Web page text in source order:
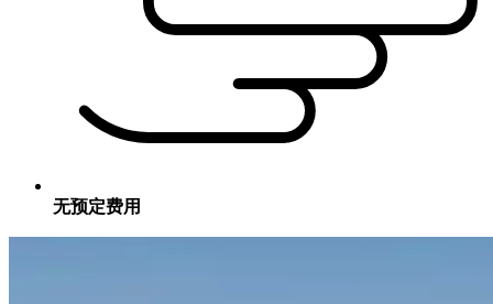
无预定费用